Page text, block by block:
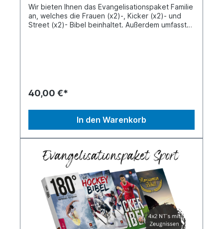
Wir bieten Ihnen das Evangelisationspaket Familie
an, welches die Frauen (x2)-, Kicker (x2)- und
Street (x2)- Bibel beinhaltet. Außerdem umfasst
40,00 €*
In den Warenkorb